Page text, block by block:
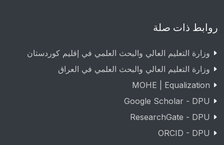
روابط ذات صلة
وزارة التعليم العالي والبحث العلمي في إقليم كوردستان
وزارة التعليم العالي والبحث العلمي في العراق
MOHE | Equalization
Google Scholar - DPU
ResearchGate - DPU
ORCID - DPU